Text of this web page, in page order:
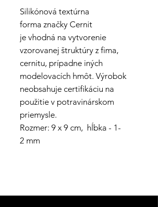
Silikónová textúrna
forma značky Cernit
je vhodná na vytvorenie
vzorovanej štruktúry z fima,
cernitu, prípadne iných
modelovacích hmôt. Výrobok
neobsahuje certifikáciu na
použitie v potravinárskom
priemysle.
Rozmer: 9 x 9 cm, hĺbka - 1-
2 mm